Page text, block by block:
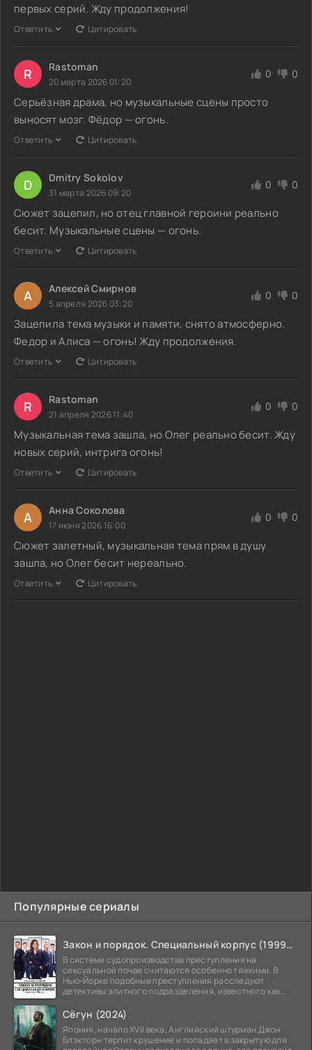
Популярные сериалы
Закон и порядок. Специальный корпус (1999-2026)
В системе судопроизводства преступления на
сексуальной почве считаются особенно тяжкими. В
Нью-Йорке подобные преступления расследуют
детективы элитного подразделения, известного как
Сёгун (2024)
Япония, начало XVII века. Английский штурман Джон
Блэкторн терпит крушение и попадает в закрытую для
первых серий. Жду продолжения!
Ответить Цитировать
R Rastoman
20 марта 2026 01:20
0 0
Серьёзная драма, но музыкальные сцены просто
выносят мозг. Фёдор — огонь.
Ответить Цитировать
D Dmitry Sokolov
31 марта 2026 09:20
0 0
Сюжет зацепил, но отец главной героини реально
бесит. Музыкальные сцены — огонь.
Ответить Цитировать
А Алексей Смирнов
5 апреля 2026 03:20
0 0
Зацепила тема музыки и памяти, снято атмосферно.
Федор и Алиса — огонь! Жду продолжения.
Ответить Цитировать
R Rastoman
21 апреля 2026 11:40
0 0
Музыкальная тема зашла, но Олег реально бесит. Жду
новых серий, интрига огонь!
Ответить Цитировать
А Анна Соколова
17 июня 2026 16:00
0 0
Сюжет залетный, музыкальная тема прям в душу
зашла, но Олег бесит нереально.
Ответить Цитировать